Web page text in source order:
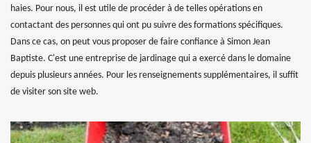
haies. Pour nous, il est utile de procéder à de telles opérations en
contactant des personnes qui ont pu suivre des formations spécifiques.
Dans ce cas, on peut vous proposer de faire confiance à Simon Jean
Baptiste. C'est une entreprise de jardinage qui a exercé dans le domaine
depuis plusieurs années. Pour les renseignements supplémentaires, il suffit
de visiter son site web.